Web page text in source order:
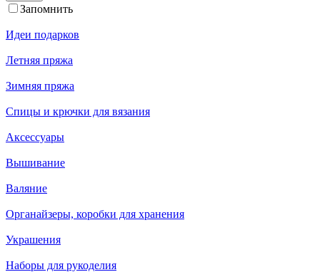
Запомнить
Идеи подарков
Летняя пряжа
Зимняя пряжа
Спицы и крючки для вязания
Аксессуары
Вышивание
Валяние
Органайзеры, коробки для хранения
Украшения
Наборы для рукоделия